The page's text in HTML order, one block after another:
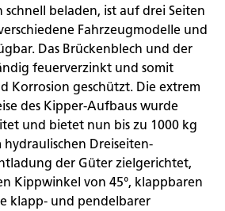
schnell beladen, ist auf drei Seiten
Fahrzeugmodelle und
Das Brückenblech und der
feuerverzinkt und somit
Korrosion geschützt. Die extrem
des Kipper-Aufbaus wurde
und bietet nun bis zu 1000 kg
Dreiseiten-
der Güter zielgerichtet,
Kippwinkel von 45°, klappbaren
klapp- und pendelbarer